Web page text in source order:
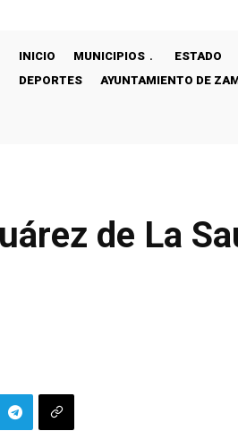
INICIO MUNICIPIOS ESTADO
DEPORTES
AYUNTAMIENTO DE
de La